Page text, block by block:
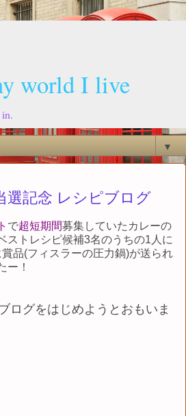
world I live
▼
選記念 レシピブログ
で超短期間募集していたカレーの
ストレシピ候補3名のうちの1人に
品(フィスラーの圧力鍋)が送られ
ー！
ログをはじめようとおもいま